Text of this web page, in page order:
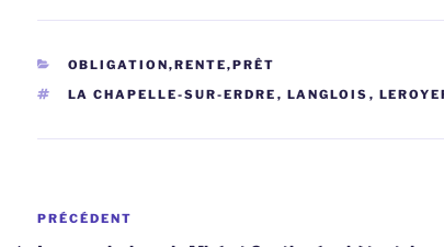
CATÉGORIES
OBLIGATION,RENTE,PRÊT
ÉTIQUETTES
LA CHAPELLE-SUR-ERDRE , LANGLOIS ,
Navigation
Article
PRÉCÉDENT